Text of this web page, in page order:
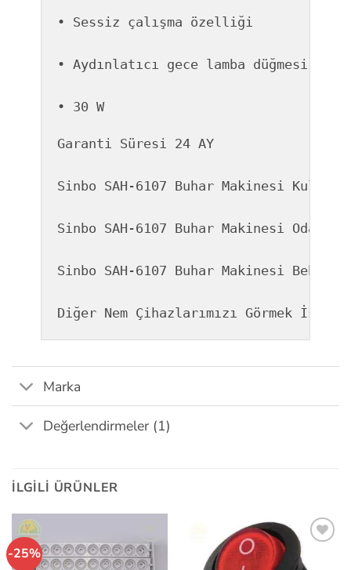
• Sessiz çalışma özelliği
• Aydınlatıcı gece lamba düğmesi
• 30 W
Garanti Süresi 24 AY
Sinbo SAH-6107 Buhar Makinesi
Sinbo SAH-6107 Buhar Makinesi Oda
Sinbo SAH-6107 Buhar Makinesi Bebek
Diğer Nem Çihazlarımızı Görmek
Marka
Değerlendirmeler (1)
İLGILI ÜRÜNLER
-25%
İstek
Listeme
Listeme